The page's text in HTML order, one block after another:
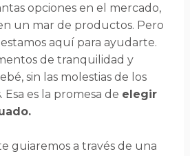
opciones en el mercado,
un mar de productos. Pero
aquí para ayudarte.
de tranquilidad y
sin las molestias de los
Esa es la promesa de elegir
guiaremos a través de una